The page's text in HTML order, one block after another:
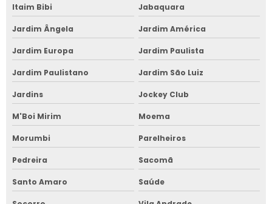
Itaim Bibi Jabaquara
Jardim Ângela Jardim América
Jardim Europa Jardim Paulista
Jardim Paulistano Jardim São Luiz
Jardins Jockey Club
M'Boi Mirim Moema
Morumbi Parelheiros
Pedreira Sacomã
Santo Amaro Saúde